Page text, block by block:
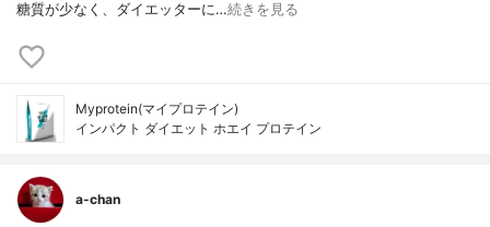
糖質が少なく、ダイエッターに…続きを見る
Myprotein(マイプロテイン)
インパクト ダイエット ホエイ プロテイン
a-chan